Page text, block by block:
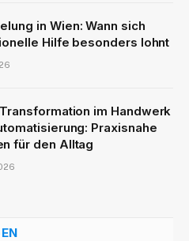
in Wien: Wann sich
Hilfe besonders lohnt
im Handwerk
Praxisnahe
für den Alltag